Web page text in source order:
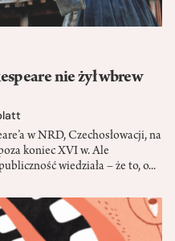
nie żył wbrew
w NRD, Czechosłowacji, na
koniec XVI w. Ale
wiedziała – że to, o...